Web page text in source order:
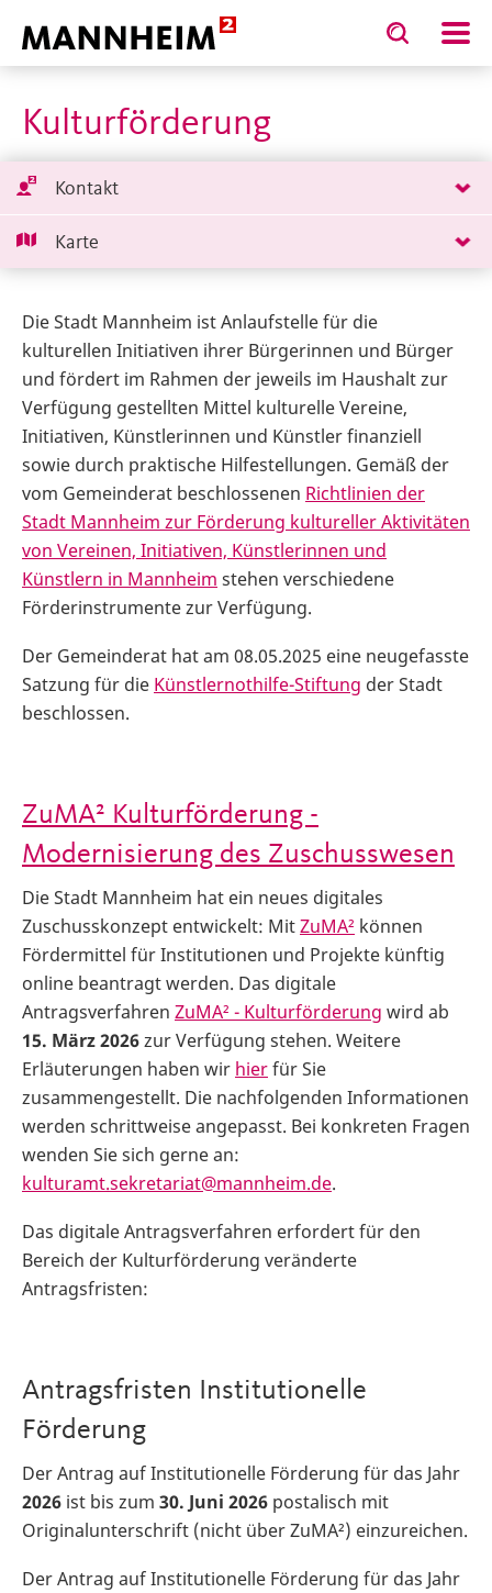
Toggle
search
input
Toggle
search
input
Kulturförderung
Kontakt
Karte
Die Stadt Mannheim ist Anlaufstelle für die
kulturellen Initiativen ihrer Bürgerinnen und Bürger
und fördert im Rahmen der jeweils im Haushalt zur
Verfügung gestellten Mittel kulturelle Vereine,
Initiativen, Künstlerinnen und Künstler finanziell
sowie durch praktische Hilfestellungen. Gemäß der
vom Gemeinderat beschlossenen Richtlinien der
Stadt Mannheim zur Förderung kultureller Aktivitäten
von Vereinen, Initiativen, Künstlerinnen und
Künstlern in Mannheim stehen verschiedene
Förderinstrumente zur Verfügung.
Der Gemeinderat hat am 08.05.2025 eine neugefasste
Satzung für die Künstlernothilfe-Stiftung der Stadt
beschlossen.
ZuMA² Kulturförderung -
Modernisierung des Zuschusswesen
Die Stadt Mannheim hat ein neues digitales
Zuschusskonzept entwickelt: MitZuMA² können
Fördermittel für Institutionen und Projekte künftig
online beantragt werden. Das digitale
Antragsverfahren ZuMA² - Kulturförderung wird ab
15. März 2026zur Verfügung stehen. Weitere
Erläuterungen haben wir hierfür Sie
zusammengestellt. Die nachfolgenden Informationen
werden schrittweise angepasst. Bei konkreten Fragen
wenden Sie sich gerne an:
kulturamt.sekretariat@mannheim.de.
Das digitale Antragsverfahren erfordert für den
Bereich der Kulturförderung veränderte
Antragsfristen:
Antragsfristen Institutionelle
Förderung
Der Antrag auf Institutionelle Förderung für das Jahr
2026 ist bis zum 30. Juni 2026 postalisch mit
Originalunterschrift (nicht über ZuMA²) einzureichen.
Der Antrag auf Institutionelle Förderung für das Jahr